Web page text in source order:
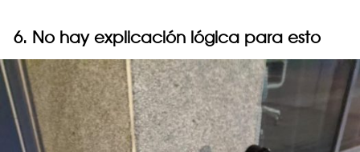
6. No hay explicación lógica para esto